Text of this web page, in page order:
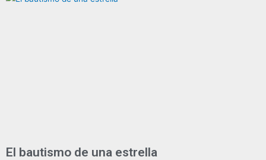
El bautismo de una estrella